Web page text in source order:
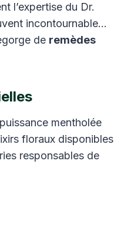
l’expertise du Dr.
incontournable…
de remèdes
mentholée
floraux disponibles
responsables de